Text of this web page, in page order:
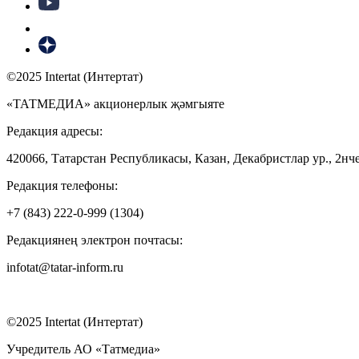
©2025 Intertat (Интертат)
«ТАТМЕДИА» акционерлык җәмгыяте
Редакция адресы:
420066, Татарстан Республикасы, Казан, Декабристлар ур.,
Редакция телефоны:
+7 (843) 222-0-999 (1304)
Редакциянең электрон почтасы:
infotat@tatar-inform.ru
©2025 Intertat (Интертат)
Учредитель АО «Татмедиа»